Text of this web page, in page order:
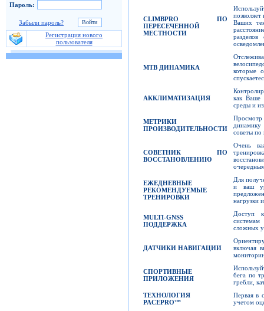
Пароль:
Забыли пароль?
Регистрация нового
пользователя
CLIMBPRO
ПО
ПЕРЕСЕЧЕННОЙ
МЕСТНОСТИ
Ваших
MTB ДИНАМИКА
которые
АККЛИМАТИЗАЦИЯ
как Ваше
среды и
МЕТРИКИ
ПРОИЗВОДИТЕЛЬНОСТИ
Просмотр
советы по
СОВЕТНИК ПО
ВОССТАНОВЛЕНИЮ
Очень
ЕЖЕДНЕВНЫЕ
РЕКОМЕНДУЕМЫЕ
ТРЕНИРОВКИ
Для
и ваш
нагрузки
MULTI-GNSS
ПОДДЕРЖКА
Доступ к
сложных
ДАТЧИКИ НАВИГАЦИИ
включая
СПОРТИВНЫЕ
ПРИЛОЖЕНИЯ
бега по
гребли,
ТЕХНОЛОГИЯ
PACEPRO™
Первая в
учетом